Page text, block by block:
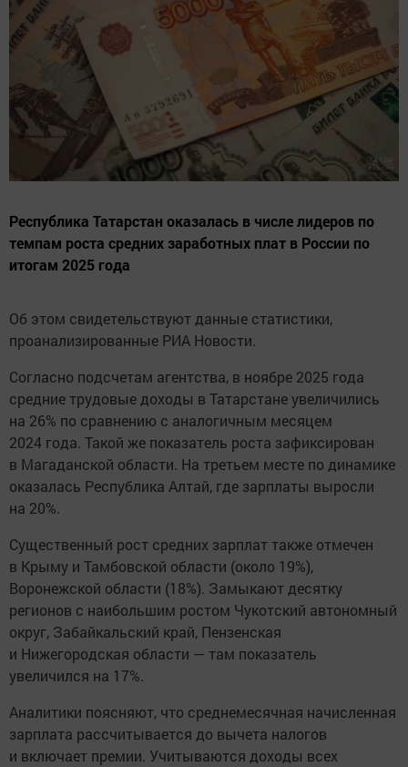
Республика Татарстан оказалась в числе лидеров по
темпам роста средних заработных плат в России по
итогам 2025 года
Об этом свидетельствуют данные статистики,
проанализированные РИА Новости.
Согласно подсчетам агентства, в ноябре 2025 года
средние трудовые доходы в Татарстане увеличились
на 26% по сравнению с аналогичным месяцем
2024 года. Такой же показатель роста зафиксирован
в Магаданской области. На третьем месте по динамике
оказалась Республика Алтай, где зарплаты выросли
на 20%.
Существенный рост средних зарплат также отмечен
в Крыму и Тамбовской области (около 19%),
Воронежской области (18%). Замыкают десятку
регионов с наибольшим ростом Чукотский автономный
округ, Забайкальский край, Пензенская
и Нижегородская области — там показатель
увеличился на 17%.
Аналитики поясняют, что среднемесячная начисленная
зарплата рассчитывается до вычета налогов
и включает премии. Учитываются доходы всех